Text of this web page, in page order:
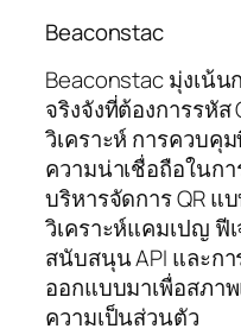
Beaconstac
Beaconstac มุ่งเน้
จริงจังที่ต้องการรหัส
วิเคราะห์ การควบคุ
ความน่าเชื่อถือในก
บริหารจัดการ QR แ
วิเคราะห์แคมเปญ ฟี
สนับสนุน API และก
ออกแบบมาเพื่อสภา
ความเป็นส่วนตัว